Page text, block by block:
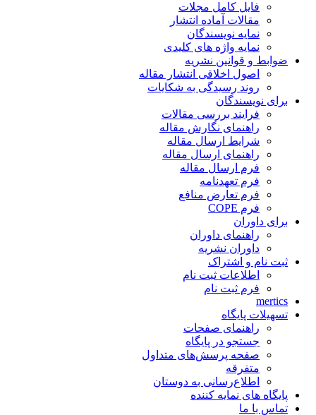
فایل کامل مجلات
مقالات آماده انتشار
نمایه نویسندگان
نمایه واژه های کلیدی
ضوابط و قوانین نشریه
اصول اخلاقی انتشار مقاله
روند رسیدگی به شکایات
برای نویسندگان
فرایند بررسی مقالات
راهنمای نگارش مقاله
شرایط ارسال مقاله
راهنمای ارسال مقاله
فرم ارسال مقاله
فرم تعهدنامه
فرم تعارض منافع
فرم COPE
برای داوران
راهنمای داوران
داوران نشریه
ثبت نام و اشتراک
اطلاعات ثبت نام
فرم ثبت نام
mertics
تسهیلات پایگاه
راهنمای صفحات
جستجو در پایگاه
صفحه پرسش‌های متداول
متفرقه
اطلاع‌رسانی به دوستان
پایگاه های نمایه کننده
تماس با ما